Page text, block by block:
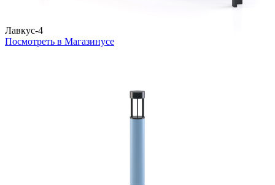
Лавкус-4
Посмотреть в Магазинусе